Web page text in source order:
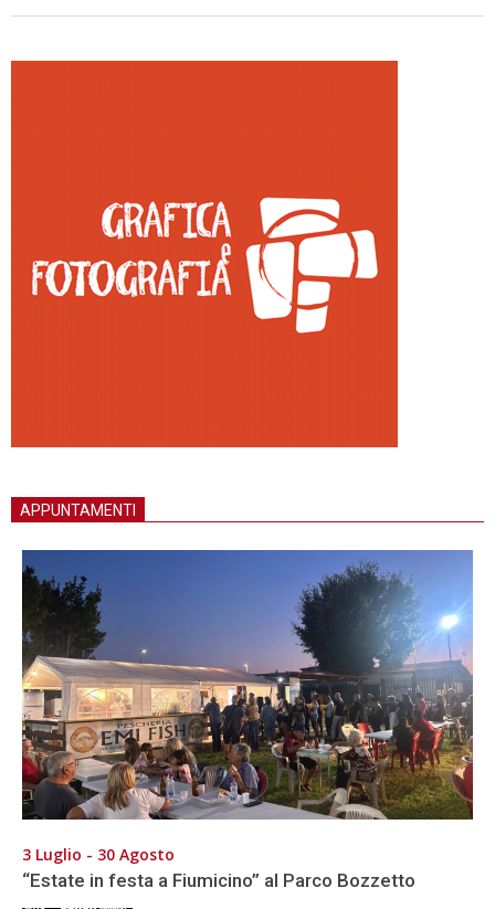
APPUNTAMENTI
3 Luglio - 30 Agosto
“Estate in festa a Fiumicino” al Parco Bozzetto